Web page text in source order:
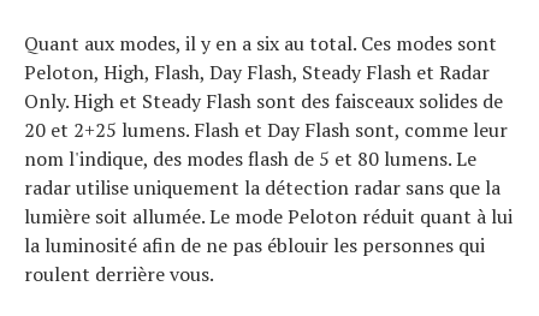
Quant aux modes, il y en a six au total. Ces modes sont
Peloton, High, Flash, Day Flash, Steady Flash et Radar
Only. High et Steady Flash sont des faisceaux solides de
20 et 2+25 lumens. Flash et Day Flash sont, comme leur
nom l'indique, des modes flash de 5 et 80 lumens. Le
radar utilise uniquement la détection radar sans que la
lumière soit allumée. Le mode Peloton réduit quant à lui
la luminosité afin de ne pas éblouir les personnes qui
roulent derrière vous.